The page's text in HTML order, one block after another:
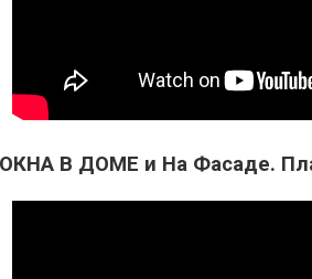
В ДОМЕ и На Фасаде.